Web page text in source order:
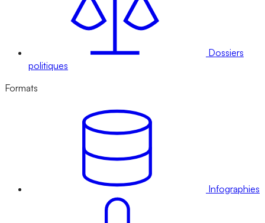
Dossiers
politiques
Formats
Infographies